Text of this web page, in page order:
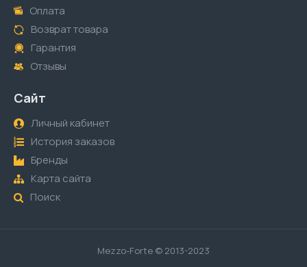
Оплата
Возврат товара
Гарантия
Отзывы
Сайт
Личный кабинет
История заказов
Бренды
Карта сайта
Поиск
Mezzo-Forte © 2013-2023